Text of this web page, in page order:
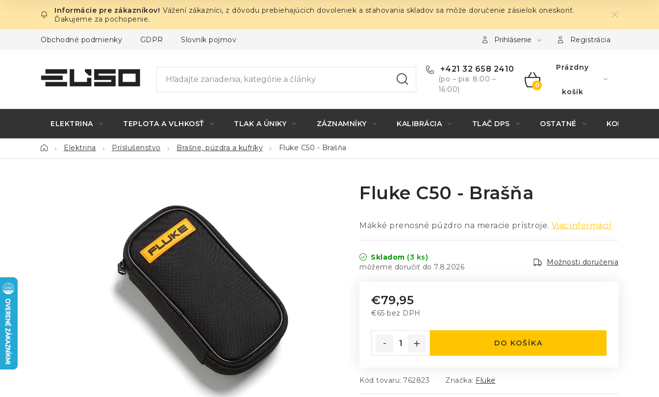
obsah
Vážení zákazníci, z dôvodu prebiehajúcich dovoleniek a sťahovania skladov sa môže doručenie zásielok oneskoriť.
Ďakujeme za pochopenie.
Obchodné podmienky GDPR Slovník pojmov Prihlásenie Registrácia
+421 32 658 2410
(po – pia: 8:00 –
16:00)
NÁKUPNÝ
Prázdny
košík
ELEKTRINA TEPLOTA A VLHKOSŤ TLAK A ÚNIKY ZÁZNAMNÍKY KALIBRÁCIA TLAČ DPS OSTATNÉ KONTAKTY
DomovElektrina Príslušenstvo Brašne, púzdra a kufríky Fluke C50 - Brašňa
Fluke C50 - Brašňa
Mäkké prenosné púzdro na meracie prístroje. Viac informácií
Skladom (3 ks)
7.8.2026
Možnosti doručenia
€79,95
€65 bez DPH
DO KOŠÍKA
Kód tovaru: 762823 Značka: Fluke